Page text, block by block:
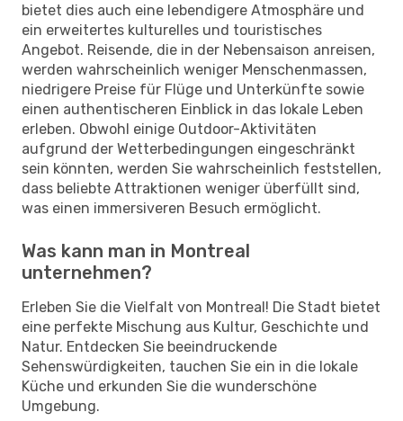
bietet dies auch eine lebendigere Atmosphäre und
ein erweitertes kulturelles und touristisches
Angebot. Reisende, die in der Nebensaison anreisen,
werden wahrscheinlich weniger Menschenmassen,
niedrigere Preise für Flüge und Unterkünfte sowie
einen authentischeren Einblick in das lokale Leben
erleben. Obwohl einige Outdoor-Aktivitäten
aufgrund der Wetterbedingungen eingeschränkt
sein könnten, werden Sie wahrscheinlich feststellen,
dass beliebte Attraktionen weniger überfüllt sind,
was einen immersiveren Besuch ermöglicht.
Was kann man in Montreal
unternehmen?
Erleben Sie die Vielfalt von Montreal! Die Stadt bietet
eine perfekte Mischung aus Kultur, Geschichte und
Natur. Entdecken Sie beeindruckende
Sehenswürdigkeiten, tauchen Sie ein in die lokale
Küche und erkunden Sie die wunderschöne
Umgebung.